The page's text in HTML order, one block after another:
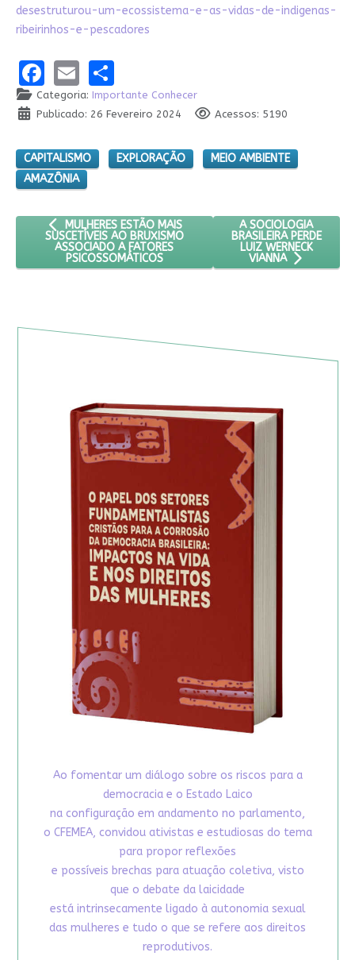
desestruturou-um-ecossistema-e-as-vidas-de-indigenas-
ribeirinhos-e-pescadores
Facebook
EmailShare
Categoria: Importante Conhecer
Publicado: 26 Fevereiro 2024
Acessos: 5190
CAPITALISMO EXPLORAÇÃO
MEIO AMBIENTE
AMAZÔNIA
ARTIGO ANTERIOR: MULHERES ESTÃO MAIS SUSCETÍVEIS
MULHERES ESTÃO MAIS
SUSCETÍVEIS AO BRUXISMO
ASSOCIADO A FATORES
PSICOSSOMÁTICOS
PRÓXIMO ARTIGO: A
A SOCIOLOGIA
BRASILEIRA PERDE
LUIZ WERNECK
VIANNA
Ao fomentar um diálogo sobre os riscos para a
democracia e o Estado Laico
na configuração em andamento no parlamento,
o CFEMEA, convidou ativistas e estudiosas do tema
para propor reflexões
e possíveis brechas para atuação coletiva, visto
que o debate da laicidade
está intrinsecamente ligado à autonomia sexual
das mulheres e tudo o que se refere aos direitos
reprodutivos.